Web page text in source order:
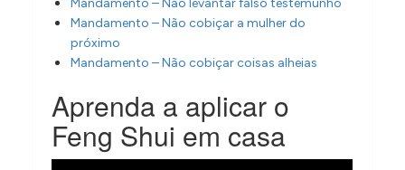
Mandamento – Não levantar falso testemunho
Mandamento – Não cobiçar a mulher do
próximo
Mandamento – Não cobiçar coisas alheias
Aprenda a aplicar o
Feng Shui em casa